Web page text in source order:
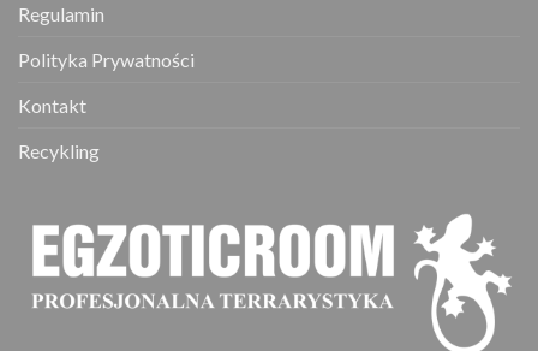
Regulamin
Polityka Prywatności
Kontakt
Recykling